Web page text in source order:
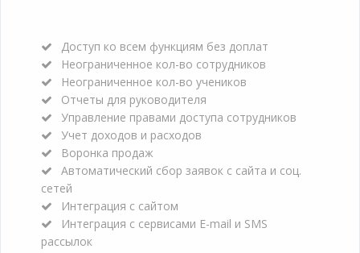
Доступ ко всем функциям без доплат
Неограниченное кол-во сотрудников
Неограниченное кол-во учеников
Отчеты для руководителя
Управление правами доступа сотрудников
Учет доходов и расходов
Воронка продаж
Автоматический сбор заявок с сайта и соц.
сетей
Интеграция с сайтом
Интеграция с сервисами E-mail и SMS
рассылок